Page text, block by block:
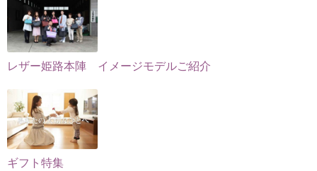
レザー姫路本陣 イメージモデルご紹介
ギフト特集